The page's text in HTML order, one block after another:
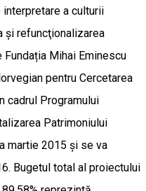
a culturii
și refuncţionalizarea
Mihai Eminescu
pentru Cercetarea
cadrul Programului
Patrimoniului
martie 2015 și se va
Bugetul total al proiectului